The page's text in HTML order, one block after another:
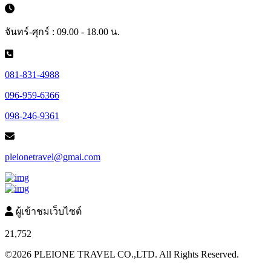
จันทร์-ศุกร์ : 09.00 - 18.00 น.
081-831-4988
096-959-6366
098-246-9361
pleionetravel@gmai.com
ผู้เข้าชมเว็บไซต์
21,752
©2026 PLEIONE TRAVEL CO.,LTD. All Rights Reserved.